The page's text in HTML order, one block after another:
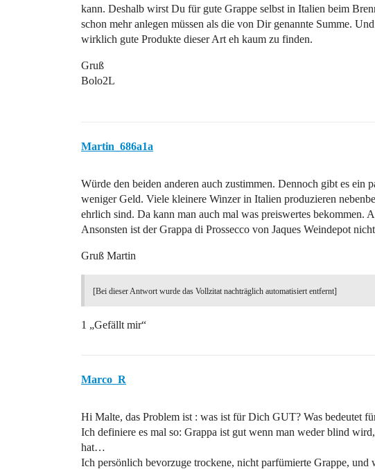
kann. Deshalb wirst Du für gute Grappe selbst in Italien beim
schon mehr anlegen müssen als die von Dir genannte Summe.
wirklich gute Produkte dieser Art eh kaum zu finden.
Gruß
Bolo2L
Martin_686a1a
Würde den beiden anderen auch zustimmen. Dennoch gibt es ein
weniger Geld. Viele kleinere Winzer in Italien produzieren
ehrlich sind. Da kann man auch mal was preiswertes bekommen.
Ansonsten ist der Grappa di Prossecco von Jaques Weindepot
Gruß Martin
[Bei dieser Antwort wurde das Vollzitat nachträglich automatisiert entfernt]
1 „Gefällt mir“
Marco_R
Hi Malte, das Problem ist : was ist für Dich GUT? Was bedeutet
Ich definiere es mal so: Grappa ist gut wenn man weder blind
hat…
Ich persönlich bevorzuge trockene, nicht parfümierte Grappe, und